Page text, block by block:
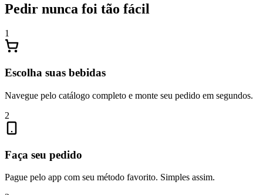
Pedir nunca foi tão fácil
1
Escolha suas bebidas
Navegue pelo catálogo completo e monte seu pedido em segundos.
2
Faça seu pedido
Pague pelo app com seu método favorito. Simples assim.